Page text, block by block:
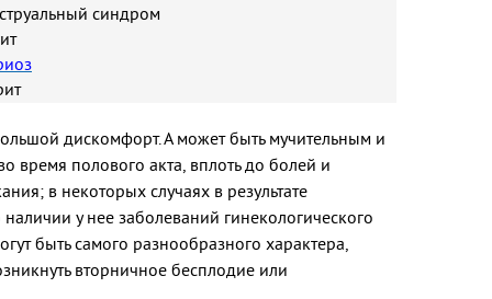
синдром
дискомфорт. А может быть мучительным и
время полового акта, вплоть до болей и
в некоторых случаях в результате
у нее заболеваний гинекологического
быть самого разнообразного характера,
вторничное бесплодие или